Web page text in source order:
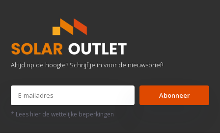
Altijd op de hoogte? Schrijf je in voor de nieuwsbrief!
Abonneer
* Lees hier de wettelijke beperkingen